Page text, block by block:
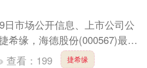
市场公开信息、上市公司公
希缘，海德股份(000567)最新
情况：2025年9月18日....
查看： 199 捷希缘